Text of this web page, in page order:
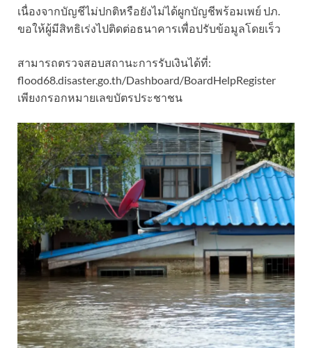
เนื่องจากบัญชีไม่ปกติหรือยังไม่ได้ผูกบัญชีพร้อมเพย์ ปภ.
ขอให้ผู้มีสิทธิเร่งไปติดต่อธนาคารเพื่อปรับข้อมูลโดยเร็ว
สามารถตรวจสอบสถานะการรับเงินได้ที่:
flood68.disaster.go.th/Dashboard/BoardHelpRegister
เพียงกรอกหมายเลขบัตรประชาชน